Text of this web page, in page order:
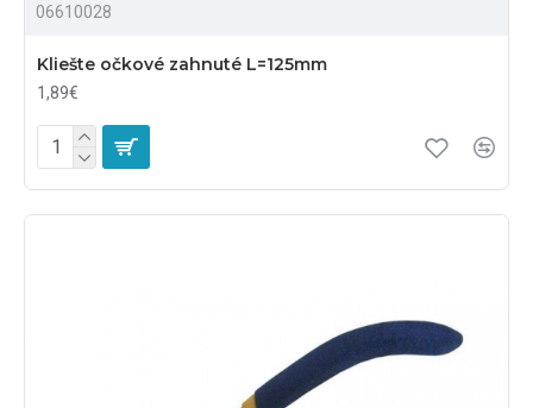
06610028
Kliešte očkové zahnuté L=125mm
1,89€